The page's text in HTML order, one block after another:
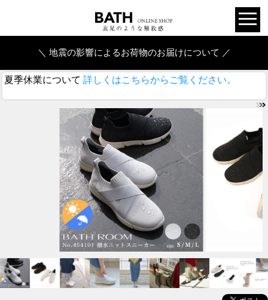
＼ 地震の影響によるお荷物のお届けについて ／
夏季休業について 詳しくはこちらからご覧ください。